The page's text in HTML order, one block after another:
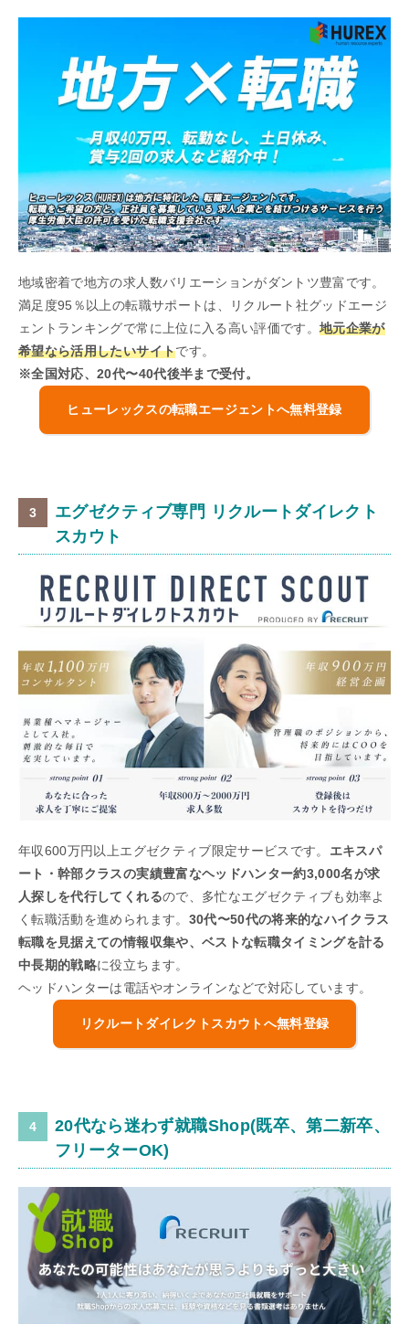
地域密着で地方の求人数バリエーションがダントツ豊富です。
満足度95％以上の転職サポートは、リクルート社グッドエージ
ェントランキングで常に上位に入る高い評価です。地元企業が
希望なら活用したいサイトです。
※全国対応、20代〜40代後半まで受付。
ヒューレックスの転職エージェントへ無料登録
エグゼクティブ専門 リクルートダイレクト
スカウト
年収600万円以上エグゼクティブ限定サービスです。 エキスパ
ート・幹部クラスの実績豊富なヘッドハンター約3,000名が求
人探しを代行してくれるので、多忙なエグゼクティブも効率よ
く転職活動を進められます。 30代〜50代の将来的なハイクラス
転職を見据えての情報収集や、ベストな転職タイミングを計る
中長期的戦略に役立ちます。
ヘッドハンターは電話やオンラインなどで対応しています。
リクルートダイレクトスカウトへ無料登録
20代なら迷わず就職Shop(既卒、第二新卒、
フリーターOK)